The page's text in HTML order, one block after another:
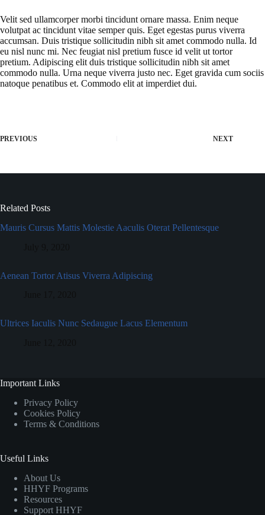
Velit sed ullamcorper morbi tincidunt ornare massa. Enim neque
volutpat ac tincidunt vitae semper quis. Eget egestas purus viverra
accumsan. Duis tristique sollicitudin nibh sit amet commodo nulla. Id
eu nisl nunc mi. Nec feugiat nisl pretium fusce id velit ut tortor
pretium. Adipiscing elit duis tristique sollicitudin nibh sit amet
commodo nulla. Urna neque viverra justo nec. Eget gravida cum sociis
natoque penatibus et. Commodo elit at imperdiet dui.
PREVIOUS NEXT
Related Posts
Mauris Cursus Mattis Molestie Aaculis Oterat Pellentesque
Aenean Tortor Atisus Viverra Adipiscing
Ultrices Iaculis Nunc Sedaugue Lacus Elementum
Important Links
Privacy Policy
Cookies Policy
Terms & Conditions
Useful Links
About Us
HHYF Programs
Resources
Support HHYF